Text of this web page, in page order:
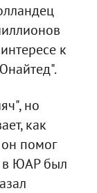
к
но
как
помог
в ЮАР был